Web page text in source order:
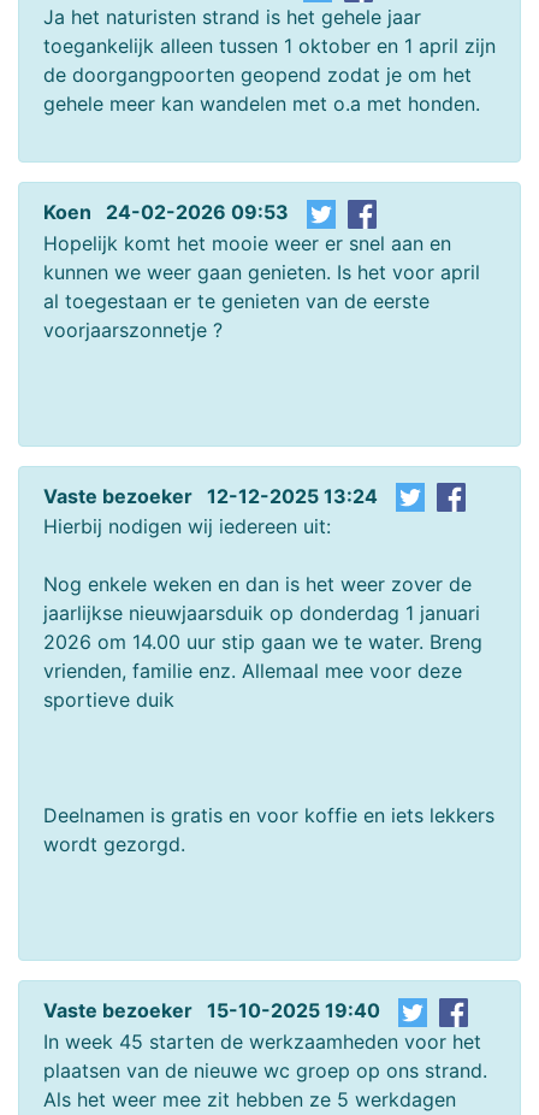
Ja het naturisten strand is het gehele jaar
toegankelijk alleen tussen 1 oktober en 1 april zijn
de doorgangpoorten geopend zodat je om het
gehele meer kan wandelen met o.a met honden.
Koen 24-02-2026 09:53
Hopelijk komt het mooie weer er snel aan en
kunnen we weer gaan genieten. Is het voor april
al toegestaan er te genieten van de eerste
voorjaarszonnetje ?
Vaste bezoeker 12-12-2025 13:24
Hierbij nodigen wij iedereen uit:
Nog enkele weken en dan is het weer zover de
jaarlijkse nieuwjaarsduik op donderdag 1 januari
2026 om 14.00 uur stip gaan we te water. Breng
vrienden, familie enz. Allemaal mee voor deze
sportieve duik
Deelnamen is gratis en voor koffie en iets lekkers
wordt gezorgd.
Vaste bezoeker 15-10-2025 19:40
In week 45 starten de werkzaamheden voor het
plaatsen van de nieuwe wc groep op ons strand.
Als het weer mee zit hebben ze 5 werkdagen